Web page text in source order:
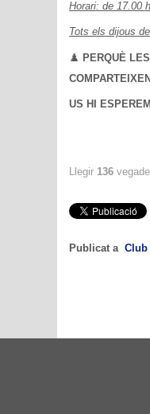
Horari: de 17.00
Tots els dijous
♟️ PERQUÈ
US HI
Llegir 136
Publicat a Club